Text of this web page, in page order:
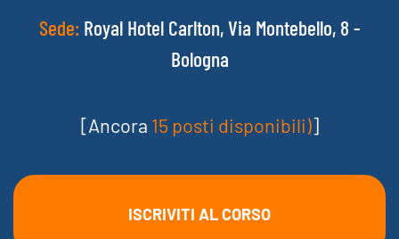
Sede: Royal Hotel Carlton, Via Montebello, 8 -
Bologna
[Ancora 15 posti disponibili)]
ISCRIVITI AL CORSO